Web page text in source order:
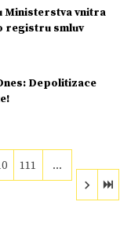
Ministerstva vnitra
registru smluv
Depolitizace
111 …